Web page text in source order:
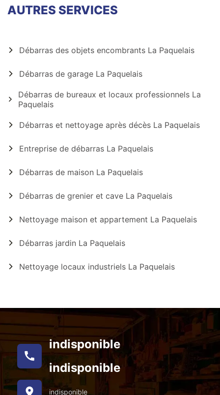
AUTRES SERVICES
Débarras des objets encombrants La Paquelais
Débarras de garage La Paquelais
Débarras de bureaux et locaux professionnels La
Paquelais
Débarras et nettoyage après décès La Paquelais
Entreprise de débarras La Paquelais
Débarras de maison La Paquelais
Débarras de grenier et cave La Paquelais
Nettoyage maison et appartement La Paquelais
Débarras jardin La Paquelais
Nettoyage locaux industriels La Paquelais
indisponible
indisponible
indisponible